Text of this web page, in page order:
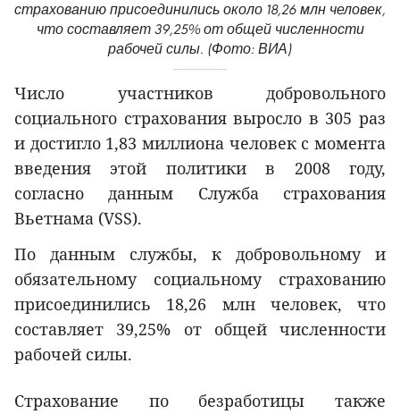
страхованию присоединились около 18,26 млн человек,
что составляет 39,25% от общей численности
рабочей силы. (Фото: ВИА)
Число участников добровольного
социального страхования выросло в 305 раз
и достигло 1,83 миллиона человек с момента
введения этой политики в 2008 году,
согласно данным Служба страхования
Вьетнама (VSS).
По данным службы, к добровольному и
обязательному социальному страхованию
присоединились 18,26 млн человек, что
составляет 39,25% от общей численности
рабочей силы.
Страхование по безработицы также